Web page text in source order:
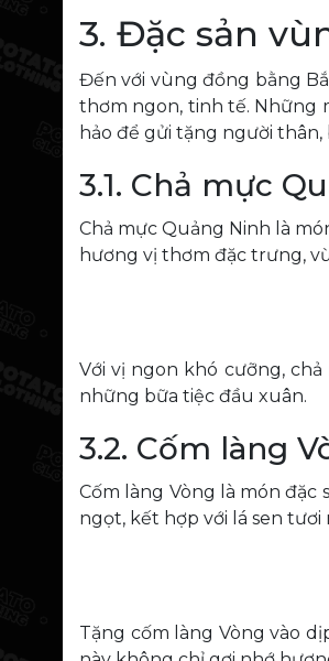
3. Đặc sản
Đến với vùng đồng bằng
thơm ngon, tinh tế. Những
hảo để gửi tặng người
3.1. Chả mực
Chả mực Quảng Ninh là
hương vị thơm đặc trưng,
Với vị ngon khó cưỡng,
những bữa tiệc đầu xuân.
3.2. Cốm làng
Cốm làng Vòng là món
ngọt, kết hợp với lá sen
Tặng cốm làng Vòng vào